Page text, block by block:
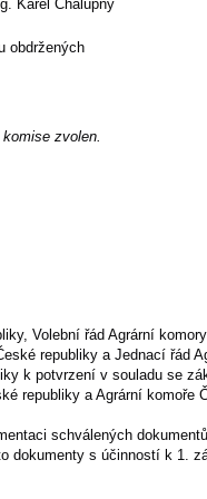
Karel Chalupný
obdržených
zvolen.
Volební řád Agrární
republiky a Jednací řád
k potvrzení v souladu se
republiky a Agrární komoře
schválených
dokumenty s účinností k 1.